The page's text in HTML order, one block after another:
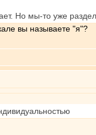
Но мы-то уже
вы называете "я"?